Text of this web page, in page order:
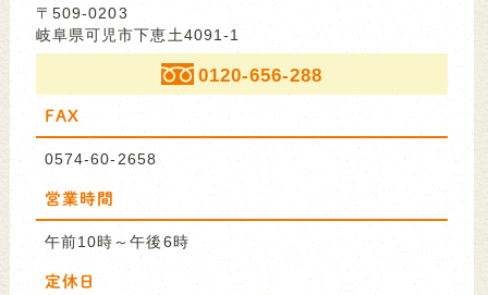
〒509-0203
岐阜県可児市下恵土4091-1
0120-656-288
FAX
0574-60-2658
営業時間
午前10時～午後6時
定休日